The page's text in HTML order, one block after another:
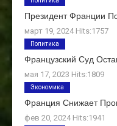
Президент Франции
март 19, 2024 Hits:1757
Французский Суд
мая 17, 2023 Hits:1809
Политика
Франция Снижает
фев 20, 2024 Hits:1941
Экономика